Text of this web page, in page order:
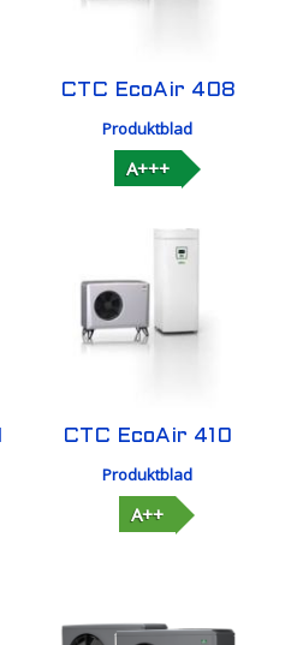
CTC EcoAir 408
Produktblad
A+++
CTC EcoAir 410
Produktblad
A++